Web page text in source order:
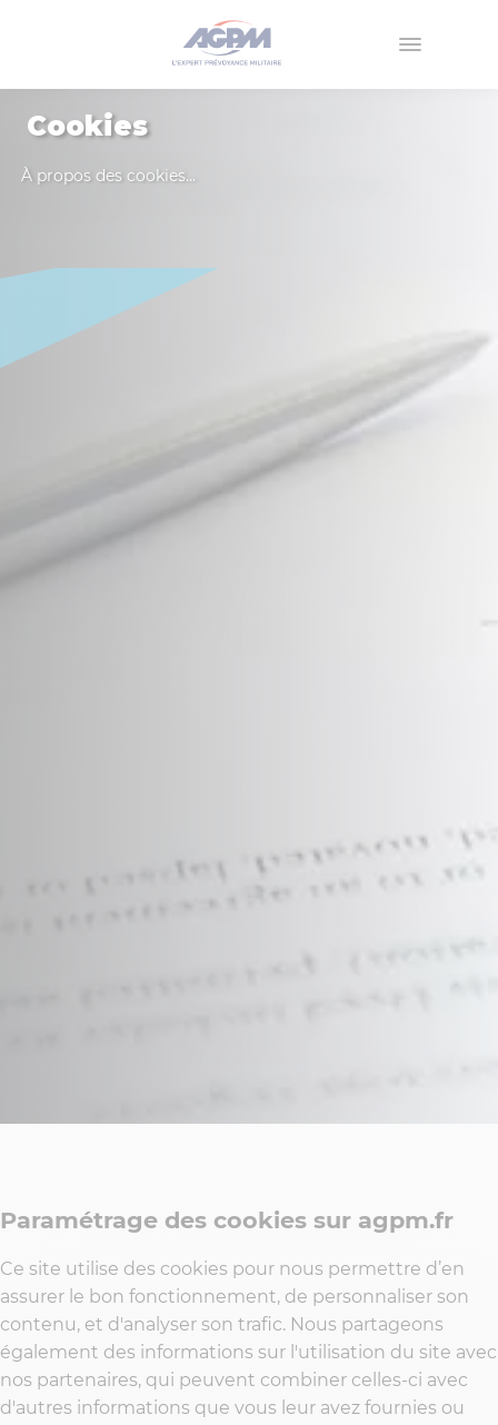
Menu
Cookies
À propos des cookies...
Paramétrage des cookies sur agpm.fr
Ce site utilise des cookies pour nous permettre d’en
assurer le bon fonctionnement, de personnaliser son
contenu, et d'analyser son trafic. Nous partageons
également des informations sur l'utilisation du site avec
nos partenaires, qui peuvent combiner celles-ci avec
d'autres informations que vous leur avez fournies ou